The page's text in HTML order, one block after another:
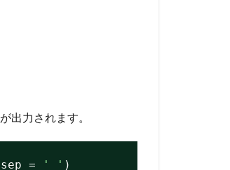
出力されます。
= '_' )